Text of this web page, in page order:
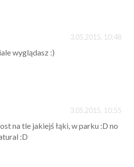
3.05.2015, 10:48
wyglądasz :)
3.05.2015, 10:55
na tle jakiejś łąki, w parku :D no
:D